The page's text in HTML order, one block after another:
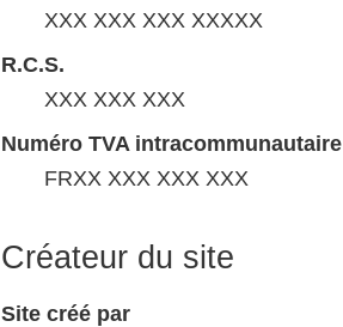
XXX XXX XXX XXXXX
R.C.S.
XXX XXX XXX
Numéro TVA intracommunautaire
FRXX XXX XXX XXX
Créateur du site
Site créé par